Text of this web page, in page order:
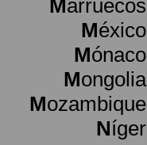
Marruecos
México
Mónaco
Mongolia
Mozambique
Níger